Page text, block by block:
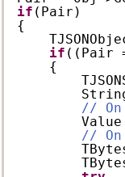
if (Pair)
{
if ((Pair
{
// On
// On